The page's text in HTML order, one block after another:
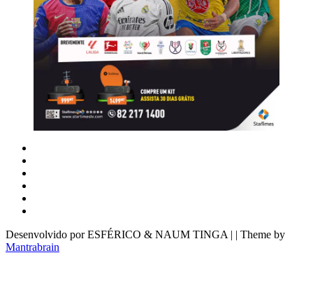
Desenvolvido por ESFÉRICO & NAUM TINGA | | Theme by
Mantrabrain